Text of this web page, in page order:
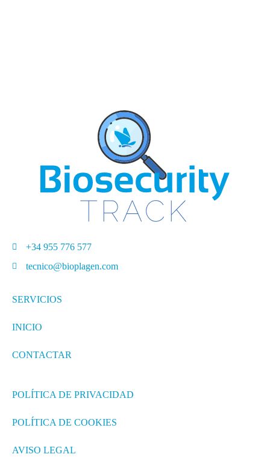
+34 955 776 577
tecnico@bioplagen.com
SERVICIOS
INICIO
CONTACTAR
POLÍTICA DE PRIVACIDAD
POLÍTICA DE COOKIES
AVISO LEGAL